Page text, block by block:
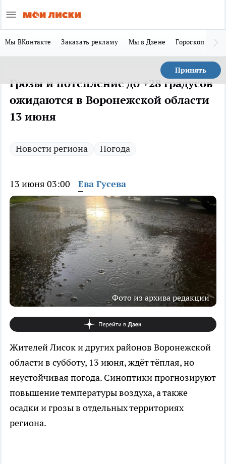
Мы ВКонтакте Заказать рекламу Мы в Дзене Гороскоп
Принять
Грозы и потепление до +28 градусов
ожидаются в Воронежской области
13 июня
Новости региона Погода
13 июня 03:00 Ева Гусева
Фото из архива редакции
Жителей Лисок и других районов Воронежской
области в субботу, 13 июня, ждёт тёплая, но
неустойчивая погода. Синоптики прогнозируют
повышение температуры воздуха, а также
осадки и грозы в отдельных территориях
региона.